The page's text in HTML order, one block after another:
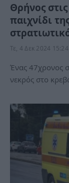
Θρήνος
παιχνίδι
Τε, 4 Δεκ 2024 15:24
Ένας 47χρονος
νεκρός στο